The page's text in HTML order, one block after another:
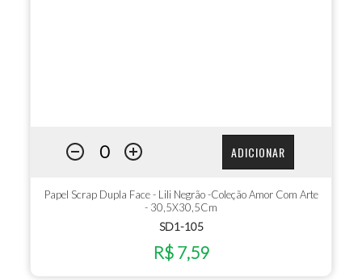
ADICIONAR
Papel Scrap Dupla Face - Lili Negrão -Coleção Amor Com Arte
- 30,5X30,5Cm
SD1-105
R$ 7,59